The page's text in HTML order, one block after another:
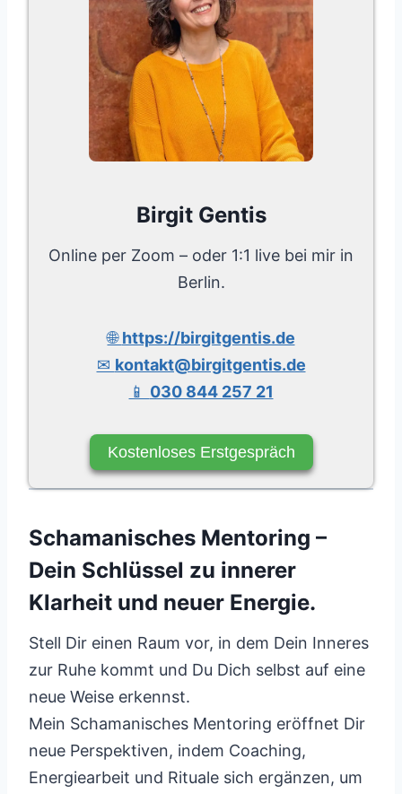
Birgit Gentis
Online per Zoom – oder 1:1 live bei mir in
Berlin.
🌐https://birgitgentis.de
✉ kontakt@birgitgentis.de
📱 030 844 257 21
Kostenloses Erstgespräch
Schamanisches Mentoring –
Dein Schlüssel zu innerer
Klarheit und neuer Energie.
Stell Dir einen Raum vor, in dem Dein Inneres
zur Ruhe kommt und Du Dich selbst auf eine
neue Weise erkennst.
Mein Schamanisches Mentoring eröffnet Dir
neue Perspektiven, indem Coaching,
Energiearbeit und Rituale sich ergänzen, um